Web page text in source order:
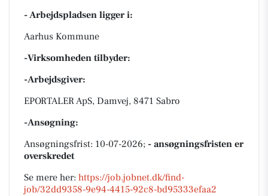
- Arbejdspladsen ligger i:
Aarhus Kommune
-Virksomheden tilbyder:
-Arbejdsgiver:
EPORTALER ApS, Damvej, 8471 Sabro
-Ansøgning:
Ansøgningsfrist: 10-07-2026; - ansøgningsfristen er
overskredet
Se mere her: https://job.jobnet.dk/find-
job/32dd9358-9e94-4415-92c8-bd95333efaa2